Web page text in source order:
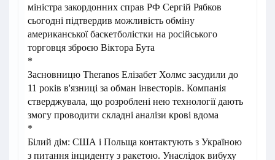
міністра закордонних справ РФ Сергій Рябков
сьогодні підтвердив можливість обміну
американської баскетболістки на російського
торговця зброєю Віктора Бута
*
Засновницю Theranos Елізабет Холмс засудили до
11 років в'язниці за обман інвесторів. Компанія
стверджувала, що розроблені нею технології дають
змогу проводити складні аналізи крові вдома
*
Білий дім: США і Польща контактують з Україною
з питання інциденту з ракетою. Унаслідок вибуху